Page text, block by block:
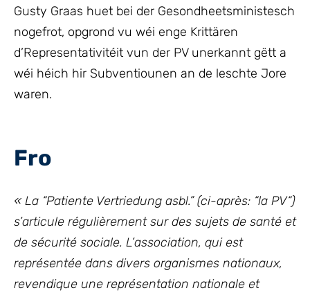
Gusty Graas huet bei der Gesondheetsministesch
nogefrot, opgrond vu wéi enge Krittären
d’Representativitéit vun der PV unerkannt gëtt a
wéi héich hir Subventiounen an de leschte Jore
waren.
Fro
« La “Patiente Vertriedung asbl.”(ci-après: “la PV“)
s’articule régulièrement sur des sujets de santé et
de sécurité sociale. L’association, qui est
représentée dans divers organismes nationaux,
revendique une représentation nationale et